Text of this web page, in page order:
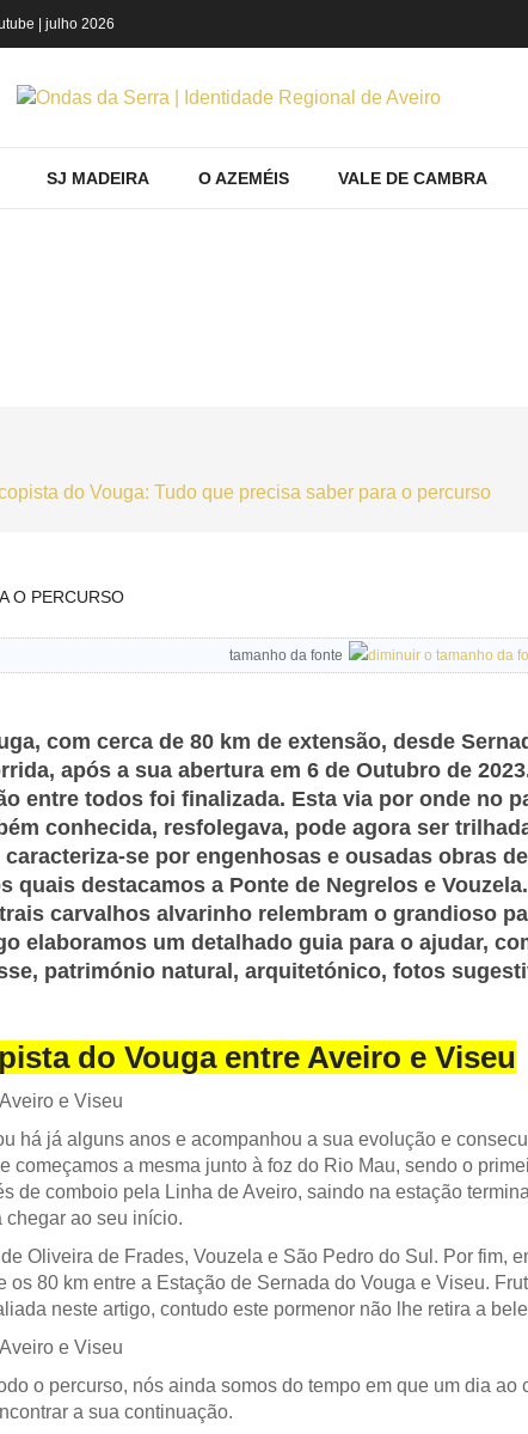
| julho 2026
SJ MADEIRA O AZEMÉIS VALE DE CAMBRA
O PERCURSO
tamanho da fonte
com cerca de 80 km de extensão, desde
após a sua abertura em 6 de Outubro de
entre todos foi finalizada. Esta via por onde no
conhecida, resfolegava, pode agora ser
se por engenhosas e ousadas obras
destacamos a Ponte de Negrelos e
carvalhos alvarinho relembram o grandioso
elaboramos um detalhado guia para o ajudar,
património natural, arquitetónico, fotos
do Vouga entre Aveiro e Viseu
há já alguns anos e acompanhou a sua evolução e
começamos a mesma junto à foz do Rio Mau, sendo o
de comboio pela Linha de Aveiro, saindo na estação
ao seu início.
Oliveira de Frades, Vouzela e São Pedro do Sul. Por fim,
80 km entre a Estação de Sernada do Vouga e Viseu.
neste artigo, contudo este pormenor não lhe retira a
o percurso, nós ainda somos do tempo em que um dia
a sua continuação.